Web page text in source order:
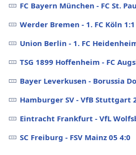
FC Bayern München - FC St.
Werder Bremen - 1. FC Köln 1:1
Union Berlin - 1. FC
TSG 1899 Hoffenheim - FC
Bayer Leverkusen - Borussia
Hamburger SV - VfB Stuttgart
Eintracht Frankfurt - VfL
SC Freiburg - FSV Mainz 05 4:0